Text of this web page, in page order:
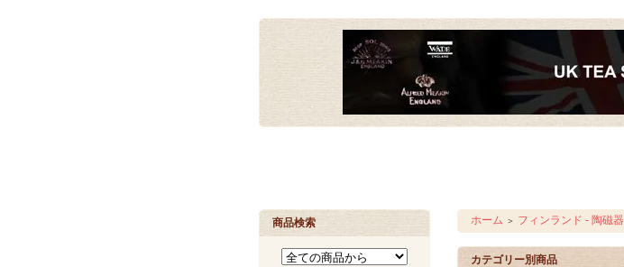
商品検索 ホーム ＞ フィンランド - 陶磁器
カテゴリー別商品